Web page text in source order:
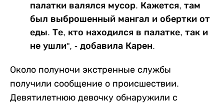
палатки валялся мусор. Кажется, там
был выброшенный мангал и обертки от
еды. Те, кто находился в палатке, так и
не ушли", - добавила Карен.
Около полуночи экстренные службы
получили сообщение о происшествии.
Девятилетнюю девочку обнаружили с